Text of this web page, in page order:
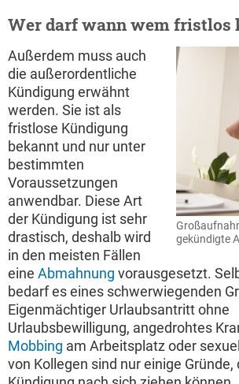
Wer darf wann wem fristlos
gekündigte
Außerdem muss auch
die außerordentliche
Kündigung erwähnt
werden. Sie ist als
fristlose Kündigung
bekannt und nur unter
bestimmten
Voraussetzungen
anwendbar. Diese Art
der Kündigung ist sehr
drastisch, deshalb wird
in den meisten Fällen
eine Abmahnung vorausgesetzt.
bedarf es eines schwerwiegenden
Eigenmächtiger Urlaubsantritt ohne
Urlaubsbewilligung, angedrohtes
Mobbing am Arbeitsplatz oder
von Kollegen sind nur einige